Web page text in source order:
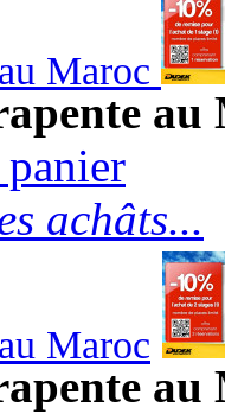
Maroc
achâts...
Maroc
au